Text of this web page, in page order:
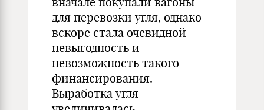
для перевозки угля, однако
вскоре стала очевидной
невыгодность и
невозможность такого
финансирования.
Выработка угля